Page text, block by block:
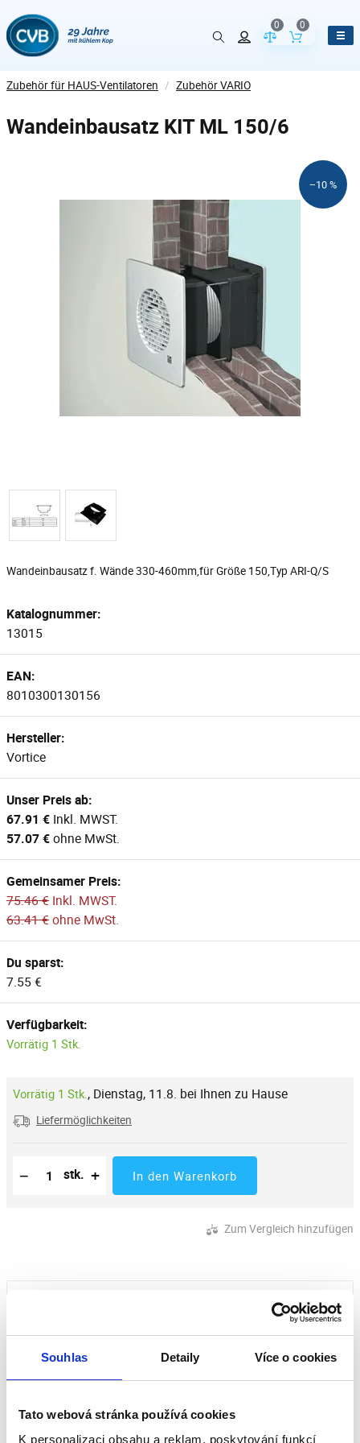
Souhlas Detaily Více o cookies
Tato webová stránka používá cookies
K personalizaci obsahu a reklam, poskytování funkcí
Vergleich der
0
Inhalt des
0
Zubehör für HAUS-Ventilatoren / Zubehör VARIO
Wandeinbausatz KIT ML 150/6
−10 %
Wandeinbausatz f. Wände 330-460mm,für Größe 150,Typ ARI-Q/S
Katalognummer:
13015
EAN:
8010300130156
Hersteller:
Vortice
Unser Preis ab:
67.91 € Inkl. MWST.
57.07 €ohne MwSt.
Gemeinsamer Preis:
75.46 € Inkl. MWST.
63.41 €ohne MwSt.
Du sparst:
7.55 €
Verfügbarkeit:
Vorrätig 1 Stk.
Vorrätig 1 Stk., Dienstag, 11.8. bei Ihnen zu Hause
Liefermöglichkeiten
−
Reduzierung der Menge
Anzahl der Stücke
stk. + In den Warenkorb
Zum Vergleich hinzufügen
Bewertungen unserer Kunden